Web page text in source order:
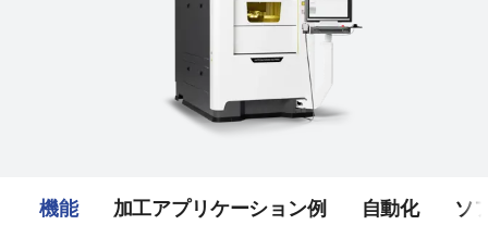
機能 加工アプリケーション例 自動化 ソ